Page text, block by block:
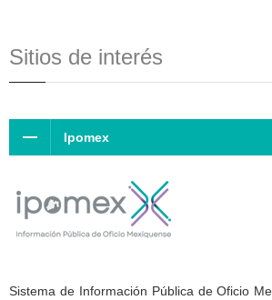
Sitios de interés
Ipomex
Sistema de Información Pública de Oficio